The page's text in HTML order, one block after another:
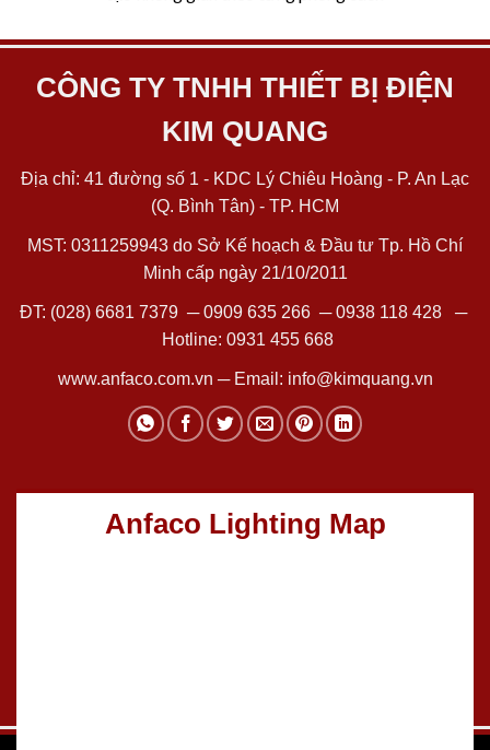
CÔNG TY TNHH THIẾT BỊ ĐIỆN
KIM QUANG
Địa chỉ: 41 đường số 1 - KDC Lý Chiêu Hoàng - P. An Lạc
(Q. Bình Tân) - TP. HCM
MST: 0311259943 do Sở Kế hoạch & Đầu tư Tp. Hồ Chí
Minh cấp ngày 21/10/2011
ĐT: (028) 6681 7379 ─0909 635 266─0938 118 428─
Hotline: 0931 455 668
www.anfaco.com.vn ─ Email: info@kimquang.vn
Anfaco Lighting Map